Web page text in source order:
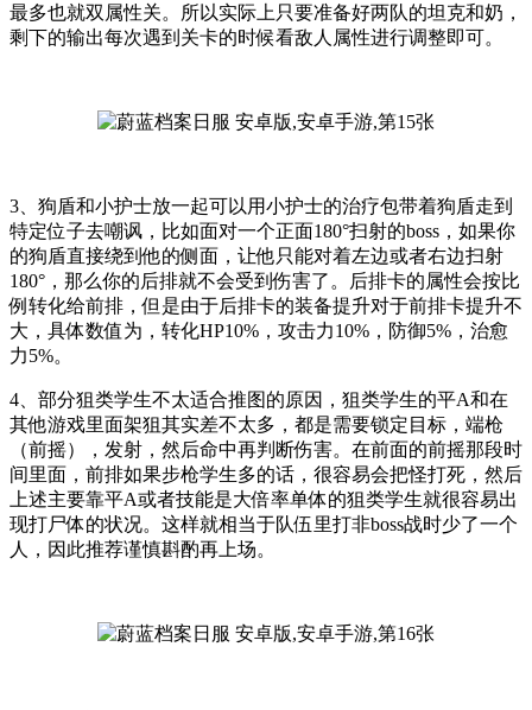
最多也就双属性关。所以实际上只要准备好两队的坦克和奶，
剩下的输出每次遇到关卡的时候看敌人属性进行调整即可。
3、狗盾和小护士放一起可以用小护士的治疗包带着狗盾走到
特定位子去嘲讽，比如面对一个正面180°扫射的boss，如果你
的狗盾直接绕到他的侧面，让他只能对着左边或者右边扫射
180°，那么你的后排就不会受到伤害了。后排卡的属性会按比
例转化给前排，但是由于后排卡的装备提升对于前排卡提升不
大，具体数值为，转化HP10%，攻击力10%，防御5%，治愈
力5%。
4、部分狙类学生不太适合推图的原因，狙类学生的平A和在
其他游戏里面架狙其实差不太多，都是需要锁定目标，端枪
（前摇），发射，然后命中再判断伤害。在前面的前摇那段时
间里面，前排如果步枪学生多的话，很容易会把怪打死，然后
上述主要靠平A或者技能是大倍率单体的狙类学生就很容易出
现打尸体的状况。这样就相当于队伍里打非boss战时少了一个
人，因此推荐谨慎斟酌再上场。